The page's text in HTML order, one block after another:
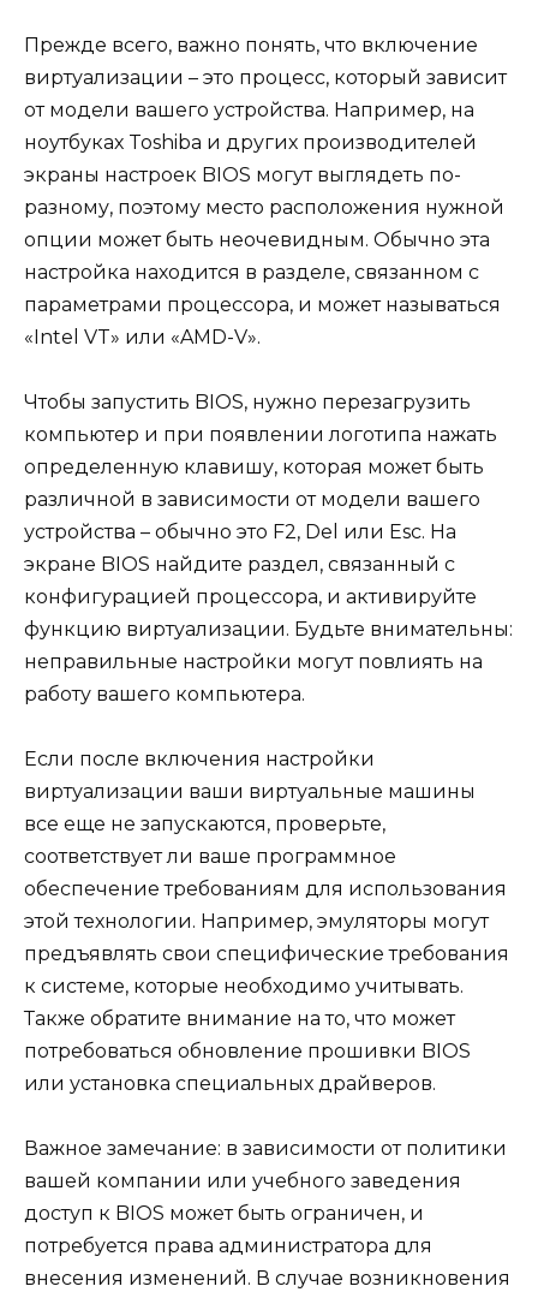
Прежде всего, важно понять, что включение
виртуализации – это процесс, который зависит
от модели вашего устройства. Например, на
ноутбуках Toshiba и других производителей
экраны настроек BIOS могут выглядеть по-
разному, поэтому место расположения нужной
опции может быть неочевидным. Обычно эта
настройка находится в разделе, связанном с
параметрами процессора, и может называться
«Intel VT» или «AMD-V».
Чтобы запустить BIOS, нужно перезагрузить
компьютер и при появлении логотипа нажать
определенную клавишу, которая может быть
различной в зависимости от модели вашего
устройства – обычно это F2, Del или Esc. На
экране BIOS найдите раздел, связанный с
конфигурацией процессора, и активируйте
функцию виртуализации. Будьте внимательны:
неправильные настройки могут повлиять на
работу вашего компьютера.
Если после включения настройки
виртуализации ваши виртуальные машины
все еще не запускаются, проверьте,
соответствует ли ваше программное
обеспечение требованиям для использования
этой технологии. Например, эмуляторы могут
предъявлять свои специфические требования
к системе, которые необходимо учитывать.
Также обратите внимание на то, что может
потребоваться обновление прошивки BIOS
или установка специальных драйверов.
Важное замечание: в зависимости от политики
вашей компании или учебного заведения
доступ к BIOS может быть ограничен, и
потребуется права администратора для
внесения изменений. В случае возникновения